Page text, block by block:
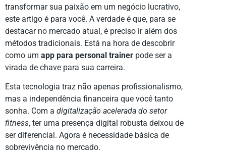
transformar sua paixão em um negócio lucrativo,
este artigo é para você. A verdade é que, para se
destacar no mercado atual, é preciso ir além dos
métodos tradicionais. Está na hora de descobrir
como um app para personal trainer pode ser a
virada de chave para sua carreira.
Esta tecnologia traz não apenas profissionalismo,
mas a independência financeira que você tanto
sonha. Com a digitalização acelerada do setor
fitness, ter uma presença digital robusta deixou de
ser diferencial. Agora é necessidade básica de
sobrevivência no mercado.